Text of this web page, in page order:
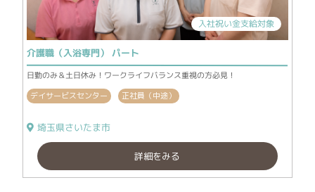
入社祝い金支給対象
介護職（入浴専門） パート
日勤のみ＆土日休み！ワークライフバランス重視の方必見！
デイサービスセンター 正社員（中途）
埼玉県さいたま市
詳細をみる